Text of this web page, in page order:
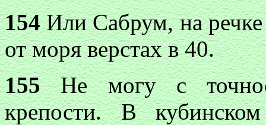
154Или Сабрум, на речке
от моря верстах в 40.
155Не могу с
крепости. В